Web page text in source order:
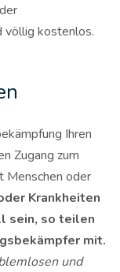
völlig kostenlos.
Ihren
Zugang zum
Menschen oder
Krankheiten
sein, so teilen
mit.
und